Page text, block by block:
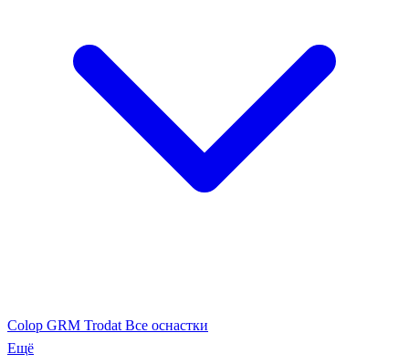
Colop GRM Trodat Все оснастки
Ещё